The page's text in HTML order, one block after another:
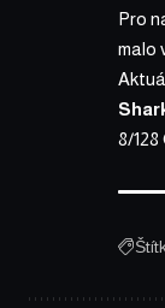
Pro
malo
8/